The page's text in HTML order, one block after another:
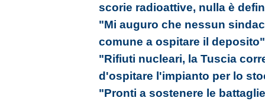
scorie radioattive, nulla è
"Mi auguro che nessun
comune a ospitare il deposito"
"Rifiuti nucleari, la Tuscia
d'ospitare l'impianto per lo
"Pronti a sostenere le